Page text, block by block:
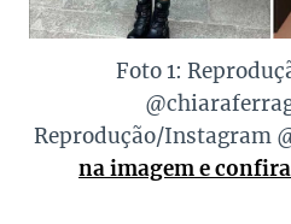
Foto 1:
Reprodução/Instagram
na imagem e